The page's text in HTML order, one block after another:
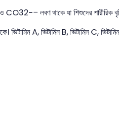
লবণ থাকে যা শিশুদের শারীরিক
ভিটামিন A, ভিটামিন B, ভিটামিন C,